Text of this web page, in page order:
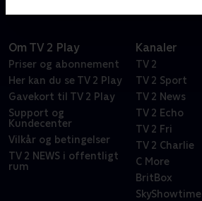
Om TV 2 Play
Priser og abonnement
Her kan du se TV 2 Play
Gavekort til TV 2 Play
Support og
Kundecenter
Vilkår og betingelser
TV 2 NEWS i offentligt
rum
Kanaler
TV 2
TV 2 Sport
TV 2 News
TV 2 Echo
TV 2 Fri
TV 2 Charlie
C More
BritBox
SkyShowtime